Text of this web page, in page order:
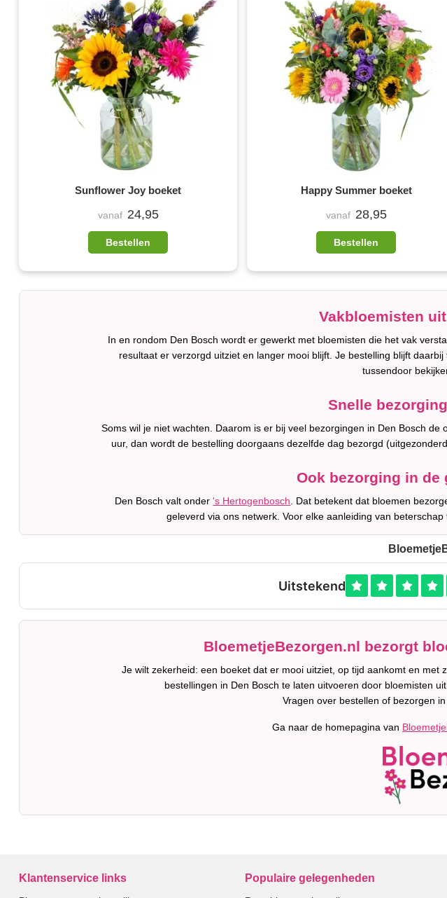
Sunflower Joy boeket
vanaf 24,95
Bestellen
Happy Summer boeket
vanaf 28,95
Bestellen
Vakbloemisten
In en rondom Den Bosch wordt er gewerkt met bloemisten die het vak
resultaat er verzorgd uitziet en langer mooi blijft. Je bestelling blijft
tussendoor
Snelle
Soms wil je niet wachten. Daarom is er bij veel bezorgingen in Den Bosch
uur, dan wordt de bestelling doorgaans dezelfde dag bezorgd
Ook bezorging in de
Den Bosch valt onder's Hertogenbosch . Dat betekent dat bloemen
geleverd via ons netwerk. Voor elke aanleiding van
BloemetjeBezorgen.nl bezorgt
Je wilt zekerheid: een boeket dat er mooi uitziet, op tijd aankomt en
bestellingen in Den Bosch te laten uitvoeren door bloemisten
Vragen over bestellen of bezorgen in
Ga naar de homepagina van
Klantenservice links Populaire gelegenheden